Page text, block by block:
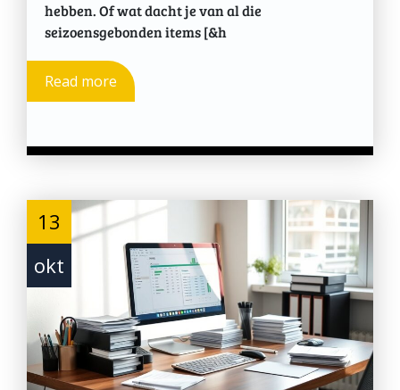
hebben. Of wat dacht je van al die
seizoensgebonden items [&h
Read more
13
okt